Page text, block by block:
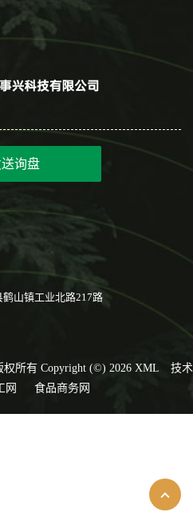
询盘
山镇工业北路217路
权所有 Copyright (©) 2026 XML
技术
网 食品商务网